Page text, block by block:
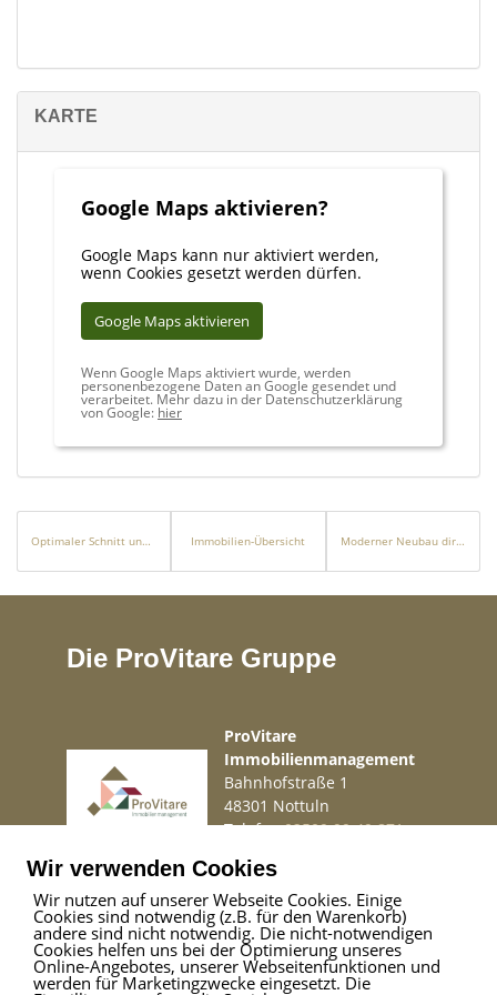
KARTE
Google Maps aktivieren?
Google Maps kann nur aktiviert werden,
wenn Cookies gesetzt werden dürfen.
Google Maps aktivieren
Wenn Google Maps aktiviert wurde, werden
personenbezogene Daten an Google gesendet und
verarbeitet. Mehr dazu in der Datenschutzerklärung
von Google: hier
Optimaler Schnitt und großer Balkon: 1-Zimmer Wohnung (1. OG) im Herzen von Schnelsen! Immobilien-Übersicht Moderner Neubau direkt am Naturstrand
Die ProVitare Gruppe
ProVitare
Immobilienmanagement
Bahnhofstraße 1
48301 Nottuln
Telefon02509 99 49 871
Impressum|Haftungsausschluss|Datenschutz
Wir verwenden Cookies
Wir nutzen auf unserer Webseite Cookies. Einige
Cookies sind notwendig (z.B. für den Warenkorb)
andere sind nicht notwendig. Die nicht-notwendigen
Cookies helfen uns bei der Optimierung unseres
Online-Angebotes, unserer Webseitenfunktionen und
werden für Marketingzwecke eingesetzt. Die